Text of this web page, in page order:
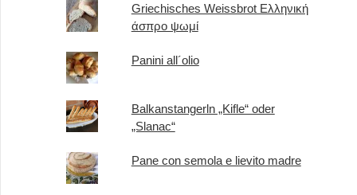
Griechisches Weissbrot Ελληνική
άσπρο ψωμί
Panini all´olio
Balkanstangerln „Kifle“ oder
„Slanac“
Pane con semola e lievito madre